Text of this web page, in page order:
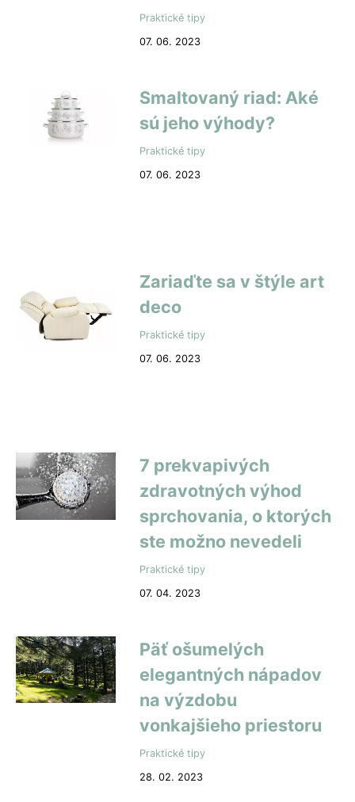
Praktické tipy
07. 06. 2023
Smaltovaný riad: Aké
sú jeho výhody?
Praktické tipy
07. 06. 2023
Zariaďte sa v štýle art
deco
Praktické tipy
07. 06. 2023
7 prekvapivých
zdravotných výhod
sprchovania, o ktorých
ste možno nevedeli
Praktické tipy
07. 04. 2023
Päť ošumelých
elegantných nápadov
na výzdobu
vonkajšieho priestoru
Praktické tipy
28. 02. 2023